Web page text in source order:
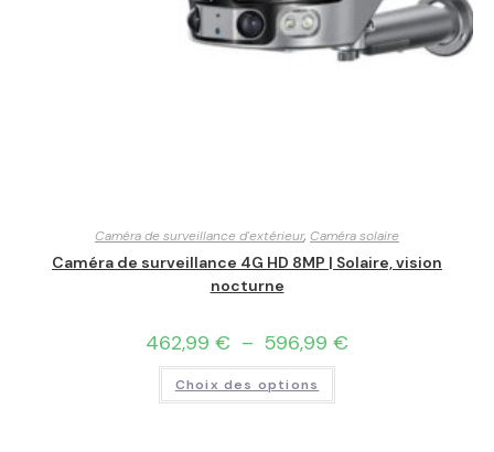
Caméra de surveillance d'extérieur, Caméra solaire
Caméra de surveillance 4G HD 8MP | Solaire, vision
nocturne
462,99 € – 596,99 €
Choix des options